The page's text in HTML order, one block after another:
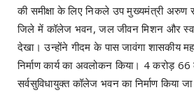
की समीक्षा के लिए निकले उप मुख्यमंत्री अरुण
जिले में कॉलेज भवन, जल जीवन मिशन और
देखा‌। उन्होंने गीदम के पास जावंगा शासकीय
निर्माण कार्य का अवलोकन किया। 4 करोड़
सर्वसुविधायुक्त कॉलेज भवन का निर्माण किया जा